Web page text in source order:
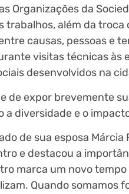
Organizações da
além da
causas, pessoas e
visitas técnicas às
desenvolvidos na
de expor brevemente
a diversidade e o
de sua esposa
e destacou a
marca um novo
Quando somamos